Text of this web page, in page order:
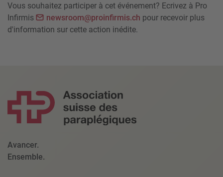
Vous souhaitez participer à cet événement? Ecrivez à Pro
Infirmis
newsroom@proinfirmis.ch pour recevoir plus
d'information sur cette action inédite.
Avancer.
Ensemble.